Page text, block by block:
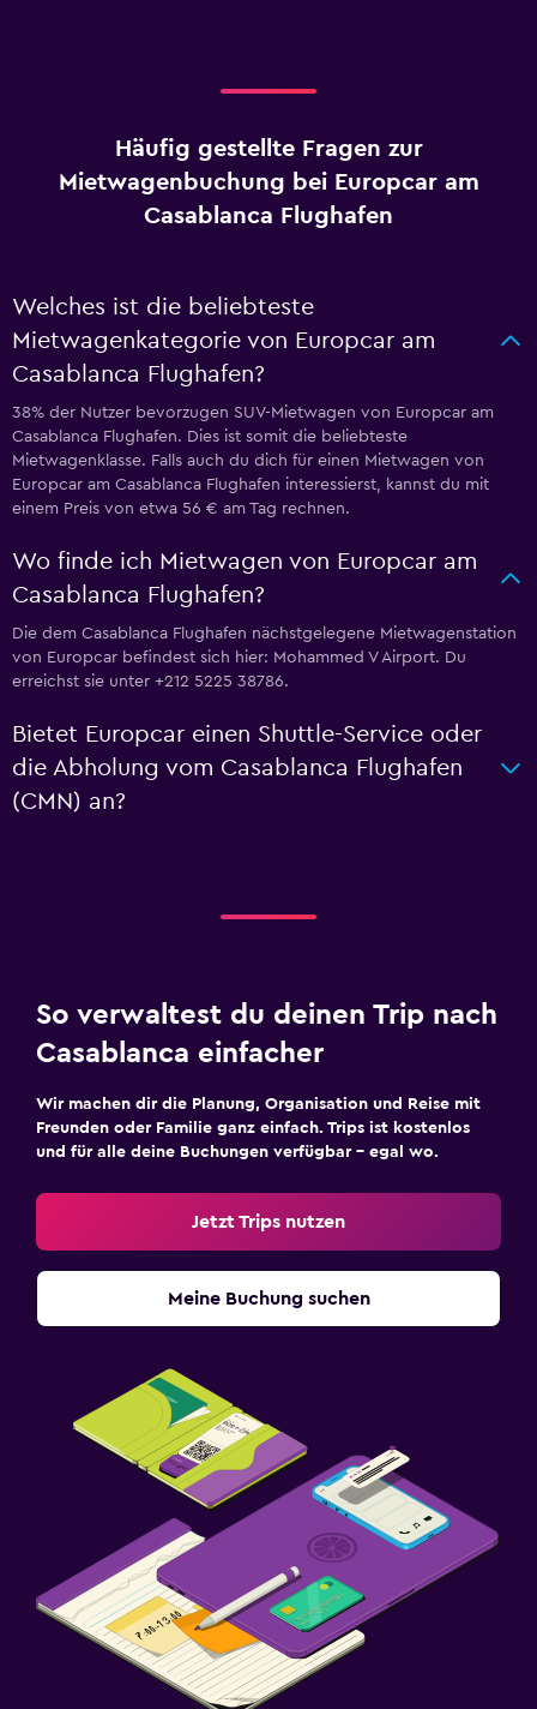
Häufig gestellte Fragen zur
Mietwagenbuchung bei Europcar am
Casablanca Flughafen
Welches ist die beliebteste
Mietwagenkategorie von Europcar am
Casablanca Flughafen?
38% der Nutzer bevorzugen SUV-Mietwagen von Europcar am
Casablanca Flughafen. Dies ist somit die beliebteste
Mietwagenklasse. Falls auch du dich für einen Mietwagen von
Europcar am Casablanca Flughafen interessierst, kannst du mit
einem Preis von etwa 56 € am Tag rechnen.
Wo finde ich Mietwagen von Europcar am
Casablanca Flughafen?
Die dem Casablanca Flughafen nächstgelegene Mietwagenstation
von Europcar befindest sich hier: Mohammed V Airport. Du
erreichst sie unter +212 5225 38786.
Bietet Europcar einen Shuttle-Service oder
die Abholung vom Casablanca Flughafen
(CMN) an?
So verwaltest du deinen Trip nach
Casablanca einfacher
Wir machen dir die Planung, Organisation und Reise mit
Freunden oder Familie ganz einfach. Trips ist kostenlos
und für alle deine Buchungen verfügbar – egal wo.
Jetzt Trips nutzen
Meine Buchung suchen